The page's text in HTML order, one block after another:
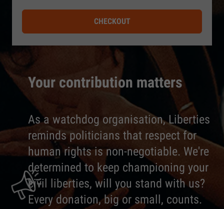
Your contribution matters
As a watchdog organisation, Liberties
reminds politicians that respect for
human rights is non-negotiable. We're
determined to keep championing your
civil liberties, will you stand with us?
Every donation, big or small, counts.
CHECKOUT